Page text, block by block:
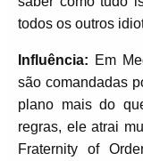
todos os outros
Influência: Em
são comandadas
plano mais do
regras, ele atrai
Fraternity of